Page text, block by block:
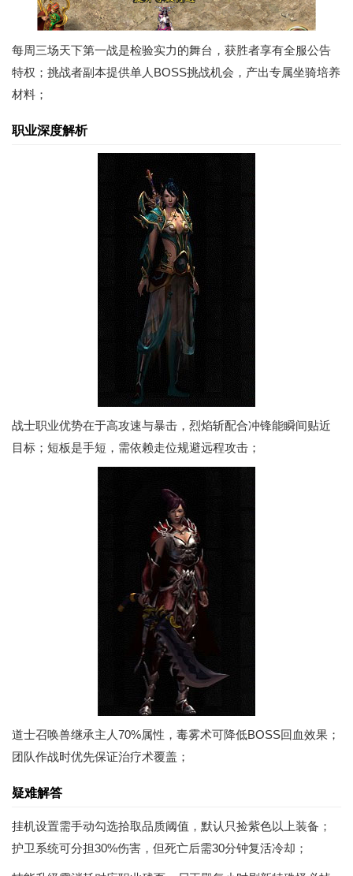
每周三场天下第一战是检验实力的舞台，获胜者享有全服公告
特权；挑战者副本提供单人BOSS挑战机会，产出专属坐骑培养
材料；
职业深度解析
战士职业优势在于高攻速与暴击，烈焰斩配合冲锋能瞬间贴近
目标；短板是手短，需依赖走位规避远程攻击；
道士召唤兽继承主人70%属性，毒雾术可降低BOSS回血效果；
团队作战时优先保证治疗术覆盖；
疑难解答
挂机设置需手动勾选拾取品质阈值，默认只捡紫色以上装备；
护卫系统可分担30%伤害，但死亡后需30分钟复活冷却；